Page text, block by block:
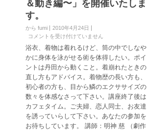
＆動き編〜」を開催いたしま
す。
から fumi
2010年4月24日
5
/
2
、
東
京
・
根
に
て
「
コメントを受け付けていません
浴衣、着物は着れるけど、筒の中でしなや
かに身体を泳がせる術を体得したい。ポイ
ントは丹田から動くこと。着崩れたときの
直し方もアドバイス。着物歴の長い方も、
初心者の方も、目から鱗のエクササイズの
数々を体感なさって下さい。講座終了後は
カフェタイム。ご夫婦、恋人同士、お友達
を誘っていらして下さい。あなたの参加を
お待ちしています。 講師：明神 慈 （劇作